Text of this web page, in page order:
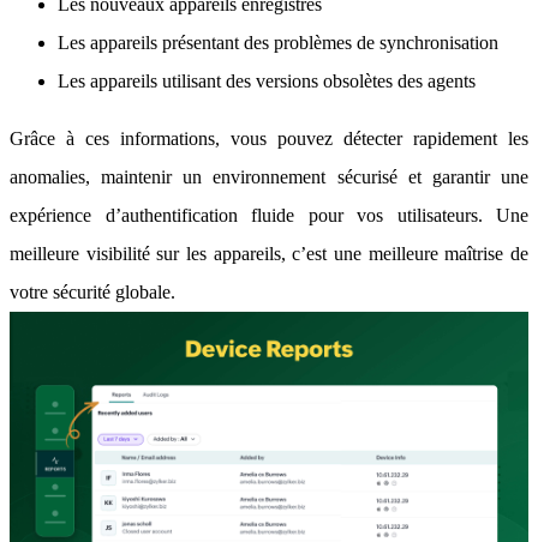
Les appareils présentant des problèmes de synchronisation
Les appareils utilisant des versions obsolètes des agents
Grâce à ces informations, vous pouvez détecter rapidement les
anomalies, maintenir un environnement sécurisé et garantir une
expérience d’authentification fluide pour vos utilisateurs. Une
meilleure visibilité sur les appareils, c’est une meilleure maîtrise de
votre sécurité globale.